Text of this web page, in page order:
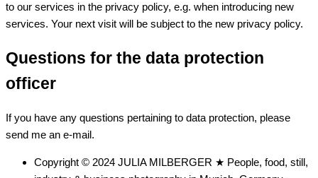
to our services in the privacy policy, e.g. when introducing new
services. Your next visit will be subject to the new privacy policy.
Questions for the data protection
officer
If you have any questions pertaining to data protection, please
send me an e-mail.
Copyright © 2024 JULIA MILBERGER ★ People, food, still,